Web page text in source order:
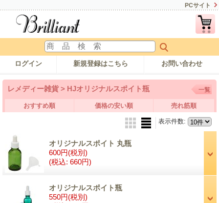
PCサイト
ログイン 新規登録はこちら お問い合わせ
レメディー雑貨 > HJオリジナルスポイト瓶 一覧
おすすめ順 価格の安い順 売れ筋順
表示件数:
オリジナルスポイト 丸瓶
600円(税別)
(税込: 660円)
オリジナルスポイト瓶
550円(税別)